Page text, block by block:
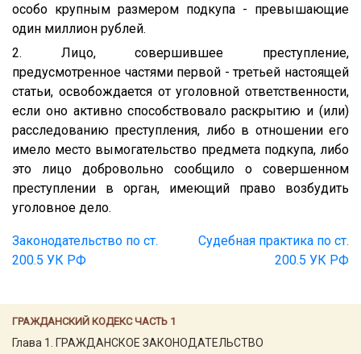
ГРАЖДАНСКИЙ КОДЕКС ЧАСТЬ 1
Глава 1. ГРАЖДАНСКОЕ ЗАКОНОДАТЕЛЬСТВО
особо крупным размером подкупа - превышающие
один миллион рублей.
2. Лицо, совершившее преступление,
предусмотренное частями первой - третьей настоящей
статьи, освобождается от уголовной ответственности,
если оно активно способствовало раскрытию и (или)
расследованию преступления, либо в отношении его
имело место вымогательство предмета подкупа, либо
это лицо добровольно сообщило о совершенном
преступлении в орган, имеющий право возбудить
уголовное дело.
Законодательство по ст.
200.5 УК РФ
Судебная практика по ст.
200.5 УК РФ